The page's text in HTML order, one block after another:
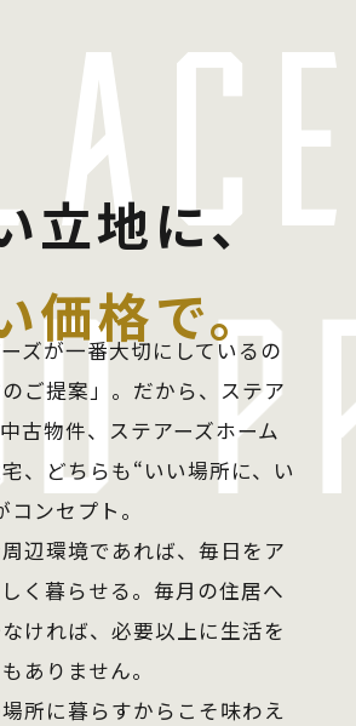
立地に、
価格で。
ズが一番大切にしているの
ご提案」。だから、ステア
古物件、ステアーズホーム
、どちらも“いい場所に、い
ンセプト。
辺環境であれば、毎日をア
く暮らせる。毎月の住居へ
ければ、必要以上に生活を
ありません。
所に暮らすからこそ味わえ